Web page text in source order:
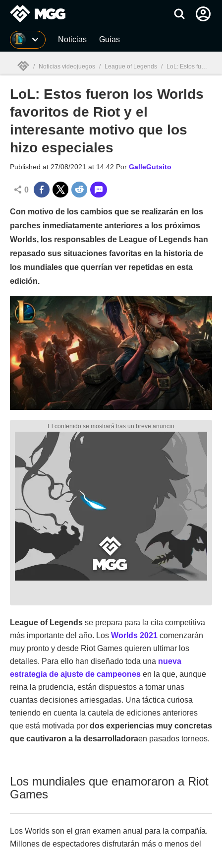
MGG Noticias Guías
MGG
/ Noticias videojuegos / League of Legends / LoL: Estos fueron los Worlds favoritos de Riot y el interesante motivo que los hizo especiales
LoL: Estos fueron los Worlds
favoritos de Riot y el
interesante motivo que los
hizo especiales
Published at 27/08/2021 at 14:42 Por GalleGutsito
0
Con motivo de los cambios que se realizarán en los
parches inmediatamente anteriores a los próximos
Worlds, los responsables de League of Legends han
repasado sus situaciones favoritas en la historia de
los mundiales que querrían ver repetidas en esta
edición.
League of Legends se prepara para la cita competitiva
más importante del año. Los Worlds 2021 comenzarán
muy pronto y desde Riot Games quieren ultimar los
detalles. Para ello han diseñado toda una nueva
estrategia de ajuste de campeones en la que, aunque
reina la prudencia, están dispuestos a tomar unas
cuantas decisiones arriesgadas. Una táctica curiosa
teniendo en cuenta la cautela de ediciones anteriores
que está motivada por dos experiencias muy concretas
que cautivaron a la desarrolladoraen pasados torneos.
Los mundiales que enamoraron a Riot
Games
Los Worlds son el gran examen anual para la compañía.
Millones de espectadores disfrutarán más o menos del